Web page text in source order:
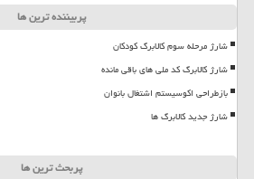
پربیننده ترین ها
شارژ مرحله سوم کالابرگ کودکان
شارژ کالابرگ کد ملی های باقی مانده
بازطراحی اکوسیستم اشتغال بانوان
شارژ جدید کالابرگ ها
پربحث ترین ها